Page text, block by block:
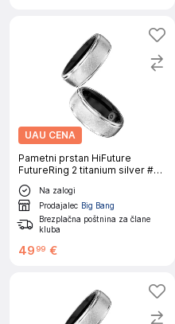
UAU CENA
Pametni prstan HiFuture
FutureRing 2 titanium silver #10
62mm
Na zalogi
Prodajalec Big Bang
Brezplačna poštnina za člane
kluba
49 99 €